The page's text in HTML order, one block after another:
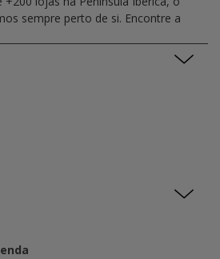
sempre perto de si. Encontre a